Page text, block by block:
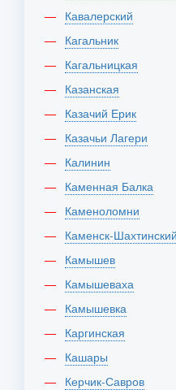
Кавалерский
Кагальник
Кагальницкая
Казанская
Казачий Ерик
Казачьи Лагери
Калинин
Каменная Балка
Каменоломни
Каменск-Шахтинский
Камышев
Камышеваха
Камышевка
Каргинская
Кашары
Керчик-Савров